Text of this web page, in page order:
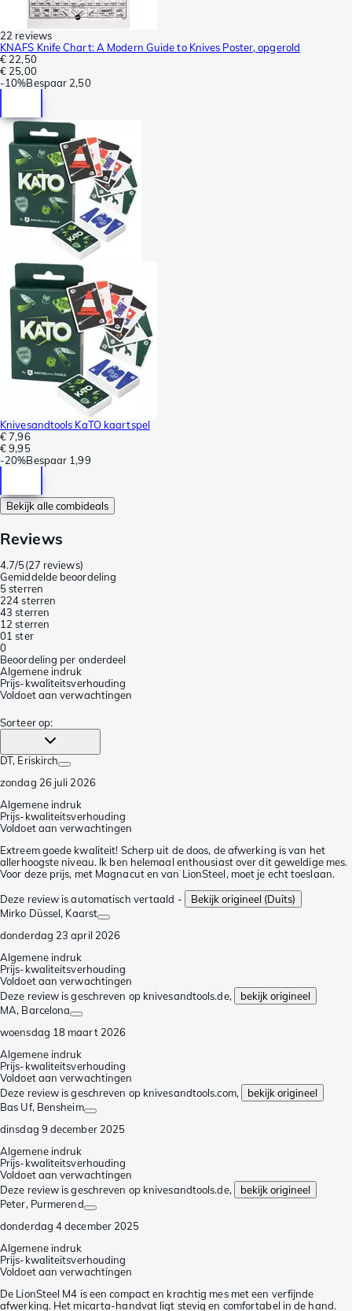
22 reviews
KNAFS Knife Chart: A Modern Guide to Knives Poster, opgerold
€ 22,50
€ 25,00
-10%Bespaar 2,50
Knivesandtools KaTO kaartspel
€ 7,96
€ 9,95
-20%Bespaar 1,99
Bekijk alle combideals
Reviews
4.7/5(27 reviews)
Gemiddelde beoordeling
5 sterren
224 sterren
43 sterren
1 2 sterren
01 ster
0
Beoordeling per onderdeel
Algemene indruk
Prijs-kwaliteitsverhouding
Voldoet aan verwachtingen
Sorteer op:
DT, Eriskirch
zondag 26 juli 2026
Algemene indruk
Prijs-kwaliteitsverhouding
Voldoet aan verwachtingen
Extreem goede kwaliteit! Scherp uit de doos, de afwerking is van het
allerhoogste niveau. Ik ben helemaal enthousiast over dit geweldige mes.
Voor deze prijs, met Magnacut en van LionSteel, moet je echt toeslaan.
Deze review is automatisch vertaald -
Bekijk origineel (Duits)
Mirko Düssel, Kaarst
donderdag 23 april 2026
Algemene indruk
Prijs-kwaliteitsverhouding
Voldoet aan verwachtingen
Deze review is geschreven op knivesandtools.de,
bekijk origineel
MA, Barcelona
woensdag 18 maart 2026
Algemene indruk
Prijs-kwaliteitsverhouding
Voldoet aan verwachtingen
Deze review is geschreven op knivesandtools.com,
bekijk origineel
Bas Uf, Bensheim
dinsdag 9 december 2025
Algemene indruk
Prijs-kwaliteitsverhouding
Voldoet aan verwachtingen
Deze review is geschreven op knivesandtools.de,
bekijk origineel
Peter, Purmerend
donderdag 4 december 2025
Algemene indruk
Prijs-kwaliteitsverhouding
Voldoet aan verwachtingen
De LionSteel M4 is een compact en krachtig mes met een verfijnde
afwerking. Het micarta-handvat ligt stevig en comfortabel in de hand.